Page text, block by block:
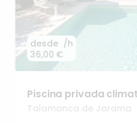
desde
36,00 €
/h
Piscina privada
vistas y BBQ
Talamanca de Jarama